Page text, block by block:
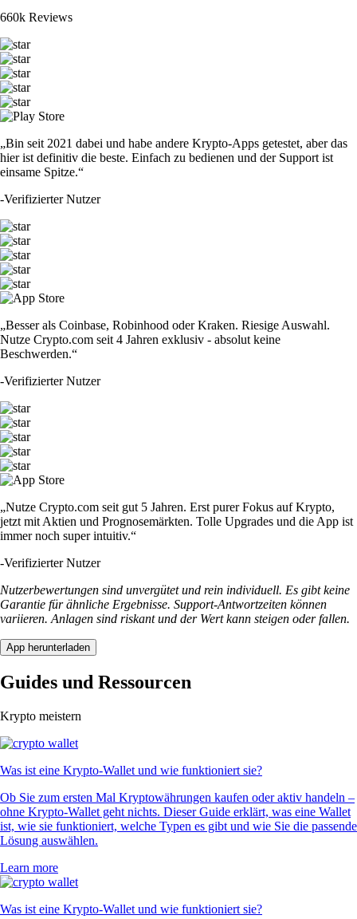
660k Reviews
„Bin seit 2021 dabei und habe andere Krypto-Apps getestet, aber das
hier ist definitiv die beste. Einfach zu bedienen und der Support ist
einsame Spitze.“
-Verifizierter Nutzer
„Besser als Coinbase, Robinhood oder Kraken. Riesige Auswahl.
Nutze Crypto.com seit 4 Jahren exklusiv - absolut keine
Beschwerden.“
-Verifizierter Nutzer
„Nutze Crypto.com seit gut 5 Jahren. Erst purer Fokus auf Krypto,
jetzt mit Aktien und Prognosemärkten. Tolle Upgrades und die App ist
immer noch super intuitiv.“
-Verifizierter Nutzer
Nutzerbewertungen sind unvergütet und rein individuell. Es gibt keine
Garantie für ähnliche Ergebnisse. Support-Antwortzeiten können
variieren. Anlagen sind riskant und der Wert kann steigen oder fallen.
App herunterladen
Guides und Ressourcen
Krypto meistern
Was ist eine Krypto-Wallet und wie funktioniert sie?
Ob Sie zum ersten Mal Kryptowährungen kaufen oder aktiv handeln –
ohne Krypto-Wallet geht nichts. Dieser Guide erklärt, was eine Wallet
ist, wie sie funktioniert, welche Typen es gibt und wie Sie die passende
Lösung auswählen.
Learn more
Was ist eine Krypto-Wallet und wie funktioniert sie?